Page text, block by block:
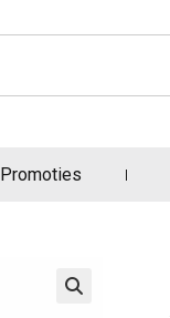
Promoties